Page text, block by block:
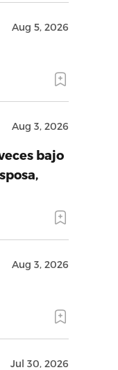
Aug 5, 2026
Aug 3, 2026
bajo
Aug 3, 2026
Jul 30, 2026